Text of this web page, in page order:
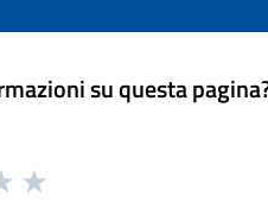
su questa